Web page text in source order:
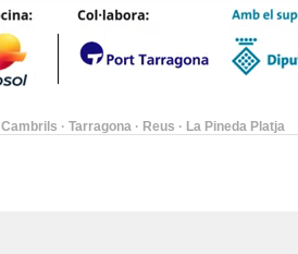
Cambrils · Tarragona · Reus · La Pineda Platja